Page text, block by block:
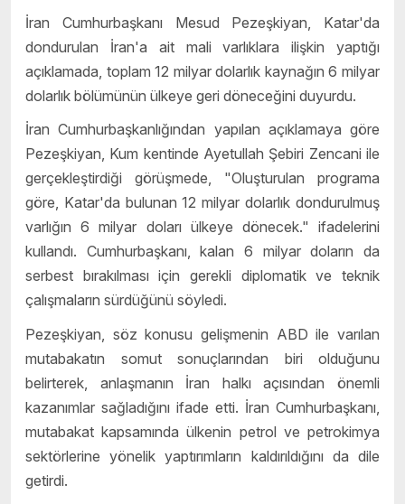
İran Cumhurbaşkanı Mesud Pezeşkiyan, Katar'da
dondurulan İran'a ait mali varlıklara ilişkin yaptığı
açıklamada, toplam 12 milyar dolarlık kaynağın 6 milyar
dolarlık bölümünün ülkeye geri döneceğini duyurdu.
İran Cumhurbaşkanlığından yapılan açıklamaya göre
Pezeşkiyan, Kum kentinde Ayetullah Şebiri Zencani ile
gerçekleştirdiği görüşmede, "Oluşturulan programa
göre, Katar'da bulunan 12 milyar dolarlık dondurulmuş
varlığın 6 milyar doları ülkeye dönecek." ifadelerini
kullandı. Cumhurbaşkanı, kalan 6 milyar doların da
serbest bırakılması için gerekli diplomatik ve teknik
çalışmaların sürdüğünü söyledi.
Pezeşkiyan, söz konusu gelişmenin ABD ile varılan
mutabakatın somut sonuçlarından biri olduğunu
belirterek, anlaşmanın İran halkı açısından önemli
kazanımlar sağladığını ifade etti. İran Cumhurbaşkanı,
mutabakat kapsamında ülkenin petrol ve petrokimya
sektörlerine yönelik yaptırımların kaldırıldığını da dile
getirdi.